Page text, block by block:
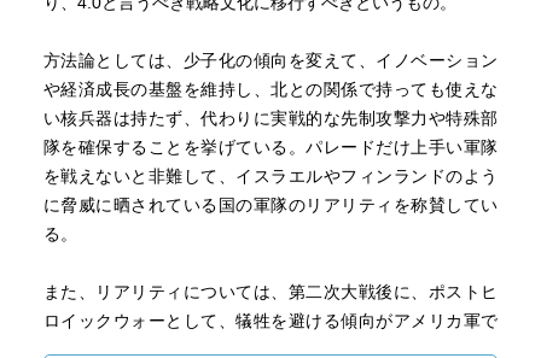
方法論としては、少子化の傾向を変えて、イノベーション
や経済成長の基盤を維持し、北との関係で持っても使えな
い核兵器は持たず、代わりに実戦的な先制攻撃力や特殊部
隊を確保することを挙げている。パレードだけ上手い軍隊
を戦えないと非難して、イスラエルやフィンランドのよう
に脅威に晒されている国の軍隊のリアリティを称賛してい
る。
また、リアリティについては、第二次大戦後に、ポストヒ
ロイックウォーとして、犠牲を避ける傾向がアメリカ軍で